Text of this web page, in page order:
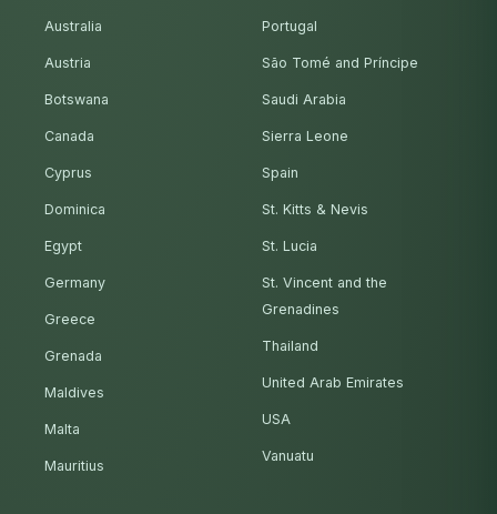
Australia
Austria
Botswana
Canada
Cyprus
Dominica
Egypt
Germany
Greece
Grenada
Maldives
Malta
Mauritius
Portugal
São Tomé and Príncipe
Saudi Arabia
Sierra Leone
Spain
St. Kitts & Nevis
St. Lucia
St. Vincent and the
Grenadines
Thailand
United Arab Emirates
USA
Vanuatu